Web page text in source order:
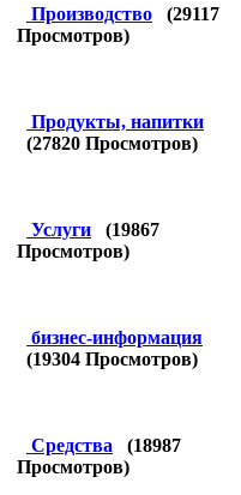
Производство (29117
Просмотров)
Продукты, напитки
(27820 Просмотров)
Услуги (19867
Просмотров)
бизнес-информация
(19304 Просмотров)
Средства (18987
Просмотров)